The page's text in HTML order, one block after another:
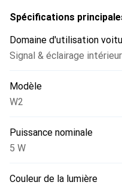
Spécifications
Domaine d'utilisation
Signal & éclairage intérieur
Modèle
W2
Puissance nominale
5 W
Couleur de la lumière